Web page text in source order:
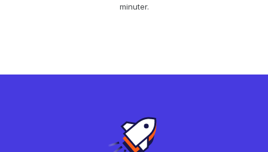
minuter.